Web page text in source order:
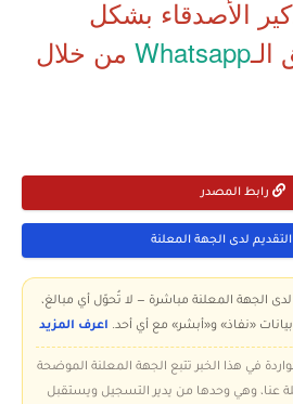
الأصدقاء بشكل
Whatsapp من خلال
رابط المصدر
لدى الجهة المعلنة
لدى الجهة المعلنة مباشرة — لا تُحوّل أي مبالغ،
«نفاذ» و«أبشر» مع أي أحد. اعرف المزيد
في هذا الخبر تتبع الجهة المعلنة الموضحة
عنا، وهي وحدها من يدير التسجيل ويستقبل